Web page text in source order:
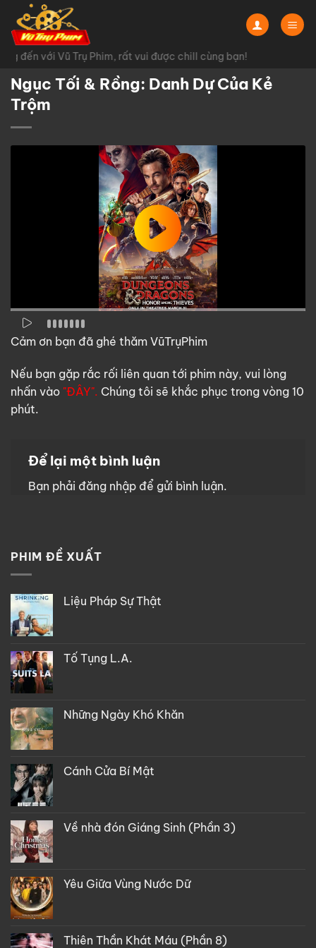
Chuyển
đến
nội
dungđến với Vũ Trụ Phim, rất vui được chill cùng bạn!
Ngục Tối & Rồng: Danh Dự Của Kẻ
Trộm
Cảm ơn bạn đã ghé thăm VũTrụPhim
Nếu bạn gặp rắc rối liên quan tới phim này, vui lòng
nhấn vào "ĐÂY". Chúng tôi sẽ khắc phục trong vòng 10
phút.
Để lại một bình luận
Bạn phải đăng nhập để gửi bình luận.
PHIM ĐỀ XUẤT
Liệu Pháp Sự Thật
Tố Tụng L.A.
Những Ngày Khó Khăn
Cánh Cửa Bí Mật
Về nhà đón Giáng Sinh (Phần 3)
Yêu Giữa Vùng Nước Dữ
Thiên Thần Khát Máu (Phần 8)